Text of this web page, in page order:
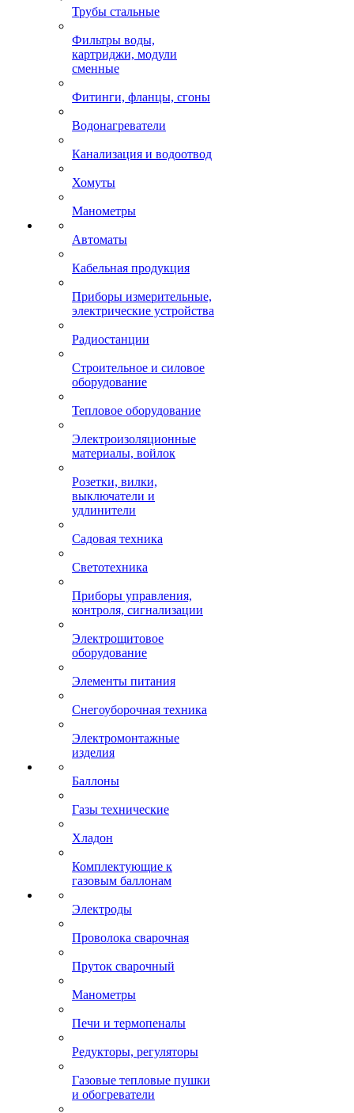
Трубы стальные
Фильтры воды,
картриджи, модули
сменные
Фитинги, фланцы, сгоны
Водонагреватели
Канализация и водоотвод
Хомуты
Манометры
Автоматы
Кабельная продукция
Приборы измерительные,
электрические устройства
Радиостанции
Строительное и силовое
оборудование
Тепловое оборудование
Электроизоляционные
материалы, войлок
Розетки, вилки,
выключатели и
удлинители
Садовая техника
Светотехника
Приборы управления,
контроля, сигнализации
Электрощитовое
оборудование
Элементы питания
Снегоуборочная техника
Электромонтажные
изделия
Баллоны
Газы технические
Хладон
Комплектующие к
газовым баллонам
Электроды
Проволока сварочная
Пруток сварочный
Манометры
Печи и термопеналы
Редукторы, регуляторы
Газовые тепловые пушки
и обогреватели